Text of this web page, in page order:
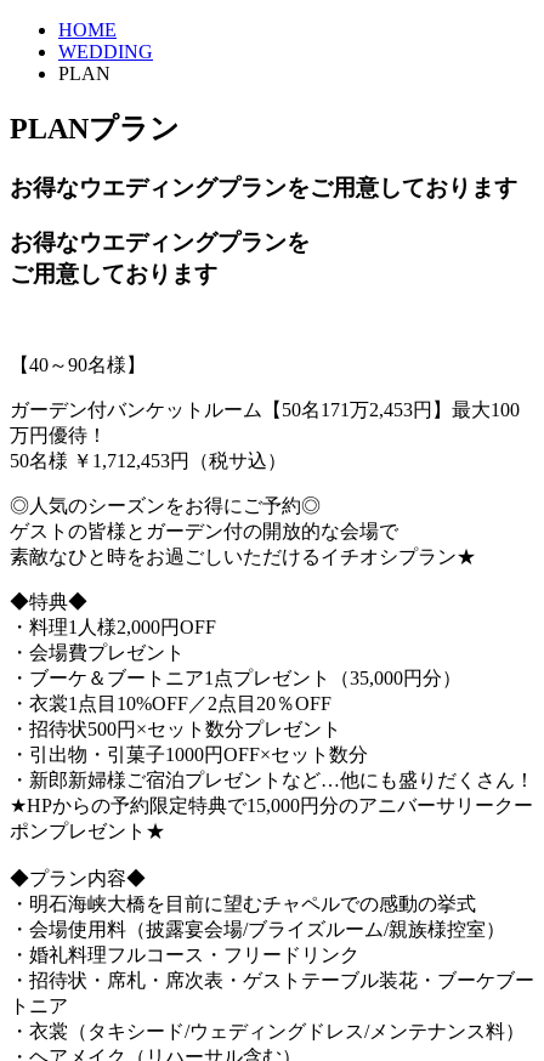
HOME
WEDDING
PLAN
PLANプラン
お得なウエディングプランをご用意しております
お得なウエディングプランを
ご用意しております
【40～90名様】
ガーデン付バンケットルーム【50名171万2,453円】最大100
万円優待！
50名様 ￥1,712,453円（税サ込）
◎人気のシーズンをお得にご予約◎
ゲストの皆様とガーデン付の開放的な会場で
素敵なひと時をお過ごしいただけるイチオシプラン★
◆特典◆
・料理1人様2,000円OFF
・会場費プレゼント
・ブーケ＆ブートニア1点プレゼント（35,000円分）
・衣裳1点目10%OFF／2点目20％OFF
・招待状500円×セット数分プレゼント
・引出物・引菓子1000円OFF×セット数分
・新郎新婦様ご宿泊プレゼントなど…他にも盛りだくさん！
★HPからの予約限定特典で15,000円分のアニバーサリークー
ポンプレゼント★
◆プラン内容◆
・明石海峡大橋を目前に望むチャペルでの感動の挙式
・会場使用料（披露宴会場/ブライズルーム/親族様控室）
・婚礼料理フルコース・フリードリンク
・招待状・席札・席次表・ゲストテーブル装花・ブーケブー
トニア
・衣裳（タキシード/ウェディングドレス/メンテナンス料）